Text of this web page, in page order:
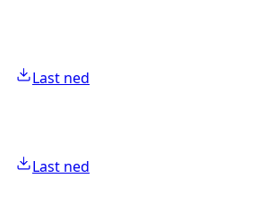
Last ned
Last ned